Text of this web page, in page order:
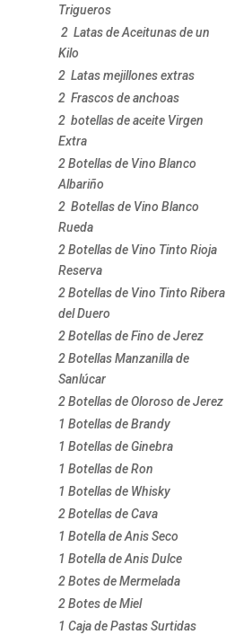
Trigueros
2 Latas de Aceitunas de un
Kilo
2 Latas mejillones extras
2 Frascos de anchoas
2 botellas de aceite Virgen
Extra
2 Botellas de Vino Blanco
Albariño
2 Botellas de Vino Blanco
Rueda
2 Botellas de Vino Tinto Rioja
Reserva
2 Botellas de Vino Tinto Ribera
del Duero
2 Botellas de Fino de Jerez
2 Botellas Manzanilla de
Sanlúcar
2 Botellas de Oloroso de Jerez
1 Botellas de Brandy
1 Botellas de Ginebra
1 Botellas de Ron
1 Botellas de Whisky
2 Botellas de Cava
1 Botella de Anis Seco
1 Botella de Anis Dulce
2 Botes de Mermelada
2 Botes de Miel
1 Caja de Pastas Surtidas